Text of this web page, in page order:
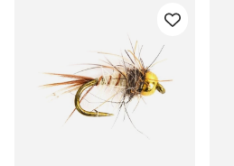
I webbshoppen och i butiken i
som faktiskt går att använda vid
Shop på Hornsgatan 148 är väl
vill se prylarna på nära håll och
olika delar innan säsongen drar